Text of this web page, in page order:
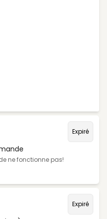
Expiré
ne fonctionne pas!
Expiré